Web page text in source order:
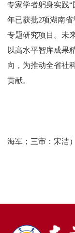
专家学者躬身实践“
年已获批2项湖南
专题研究项目。未
以高水平智库成果
向，为推动全省社
贡献。
（一审
海军；三审：宋洁）